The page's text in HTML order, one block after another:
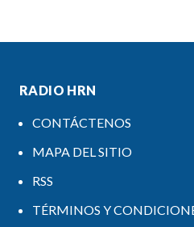
RADIO HRN
CONTÁCTENOS
MAPA DEL SITIO
RSS
TÉRMINOS Y